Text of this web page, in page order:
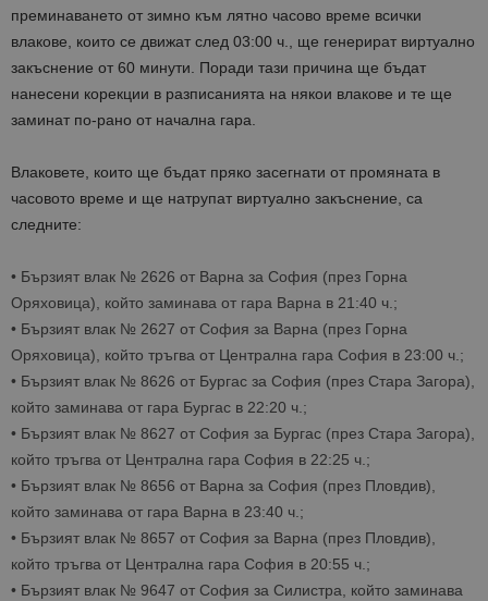
преминаването от зимно към лятно часово време всички
влакове, които се движат след 03:00 ч., ще генерират виртуално
закъснение от 60 минути. Поради тази причина ще бъдат
нанесени корекции в разписанията на някои влакове и те ще
заминат по-рано от начална гара.
Влаковете, които ще бъдат пряко засегнати от промяната в
часовото време и ще натрупат виртуално закъснение, са
следните:
• Бързият влак № 2626 от Варна за София (през Горна
Оряховица), който заминава от гара Варна в 21:40 ч.;
• Бързият влак № 2627 от София за Варна (през Горна
Оряховица), който тръгва от Централна гара София в 23:00 ч.;
• Бързият влак № 8626 от Бургас за София (през Стара Загора),
който заминава от гара Бургас в 22:20 ч.;
• Бързият влак № 8627 от София за Бургас (през Стара Загора),
който тръгва от Централна гара София в 22:25 ч.;
• Бързият влак № 8656 от Варна за София (през Пловдив),
който заминава от гара Варна в 23:40 ч.;
• Бързият влак № 8657 от София за Варна (през Пловдив),
който тръгва от Централна гара София в 20:55 ч.;
• Бързият влак № 9647 от София за Силистра, който заминава